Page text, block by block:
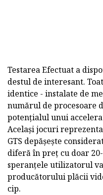
Testarea Efectuat a
destul de interesant.
identice - instalate de
numărul de procesoare
potențialul unui
Același jocuri
GTS depășește
diferă în preț cu doar
speranțele utilizatorul
producătorului plăcii
cip.